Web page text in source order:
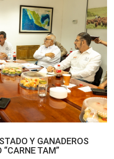
Y GANADEROS
TAM”